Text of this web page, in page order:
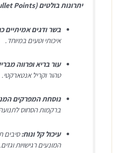
יתרונות בולטים (Bullet Points):
בשר ודגים אמיתיים
איכותי וטעים במיוחד.
עור בריא ופרווה
טהור וקריל אנטארקטי.
נוסחת המפרקים
ברקמות הסחוס
עיכול קל ונוח:סיבים
המונעים רגישויות וגזים.